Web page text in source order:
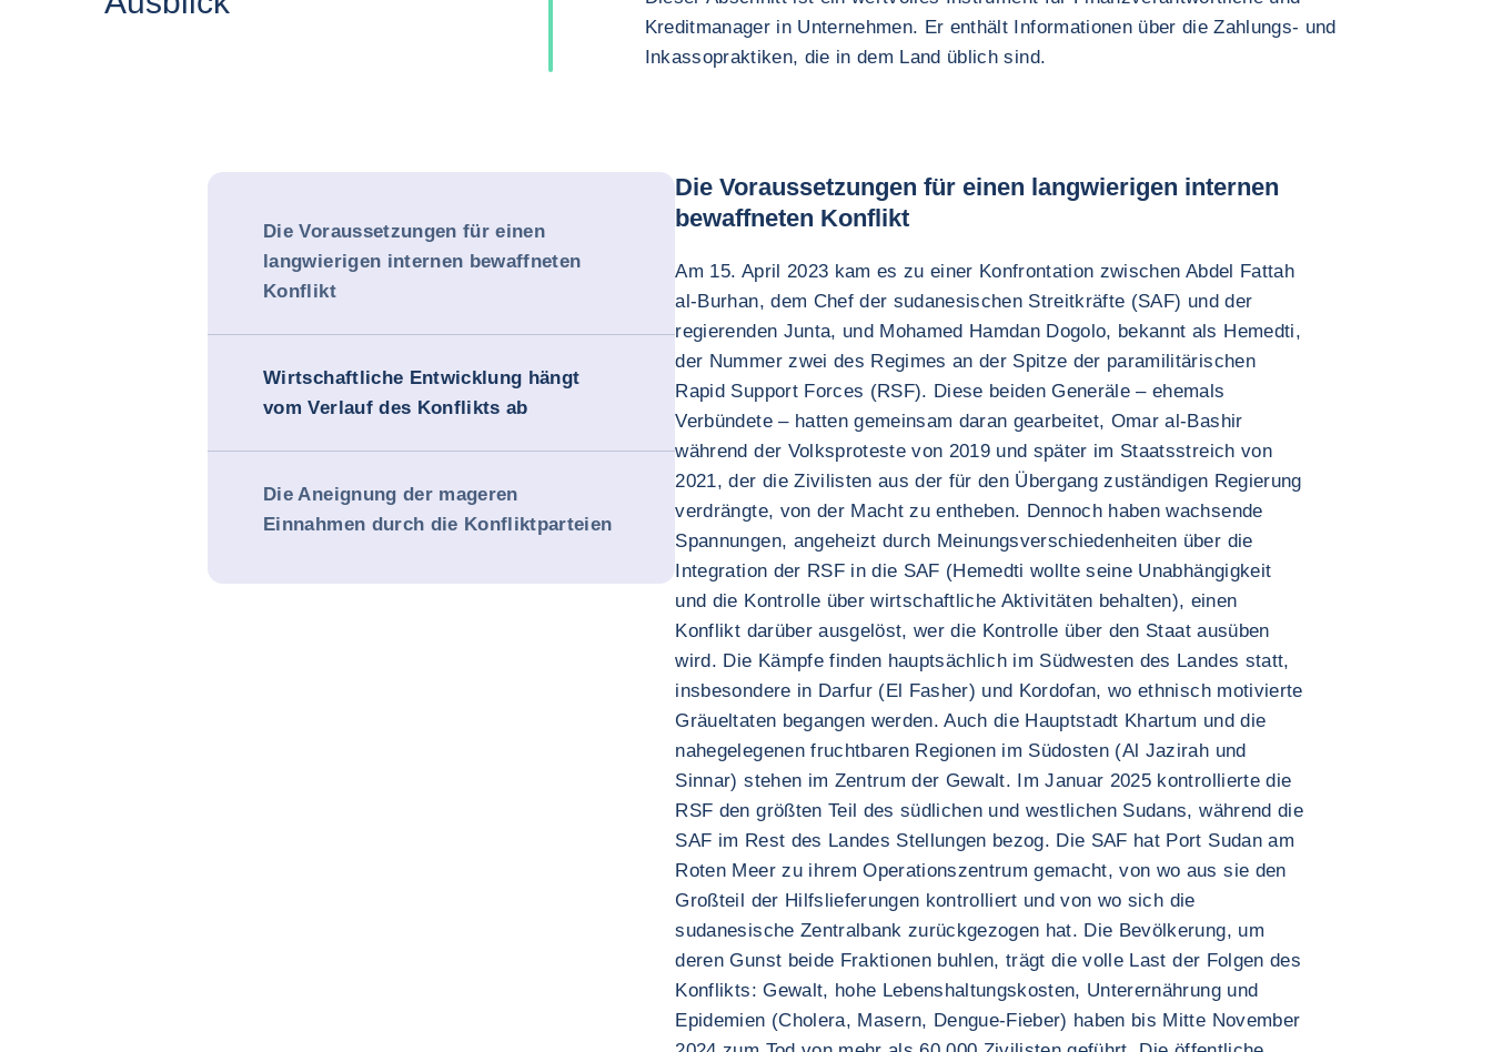
Kreditmanager in Unternehmen. Er enthält Informationen über die Zahlungs- und
Inkassopraktiken, die in dem Land üblich sind.
Die Voraussetzungen für einen
langwierigen internen bewaffneten
Konflikt
Wirtschaftliche Entwicklung hängt
vom Verlauf des Konflikts ab
Die Aneignung der mageren
Einnahmen durch die Konfliktparteien
Die Voraussetzungen für einen langwierigen internen
bewaffneten Konflikt
Am 15. April 2023 kam es zu einer Konfrontation zwischen Abdel Fattah
al-Burhan, dem Chef der sudanesischen Streitkräfte (SAF) und der
regierenden Junta, und Mohamed Hamdan Dogolo, bekannt als Hemedti,
der Nummer zwei des Regimes an der Spitze der paramilitärischen
Rapid Support Forces (RSF). Diese beiden Generäle – ehemals
Verbündete – hatten gemeinsam daran gearbeitet, Omar al-Bashir
während der Volksproteste von 2019 und später im Staatsstreich von
2021, der die Zivilisten aus der für den Übergang zuständigen Regierung
verdrängte, von der Macht zu entheben. Dennoch haben wachsende
Spannungen, angeheizt durch Meinungsverschiedenheiten über die
Integration der RSF in die SAF (Hemedti wollte seine Unabhängigkeit
und die Kontrolle über wirtschaftliche Aktivitäten behalten), einen
Konflikt darüber ausgelöst, wer die Kontrolle über den Staat ausüben
wird. Die Kämpfe finden hauptsächlich im Südwesten des Landes statt,
insbesondere in Darfur (El Fasher) und Kordofan, wo ethnisch motivierte
Gräueltaten begangen werden. Auch die Hauptstadt Khartum und die
nahegelegenen fruchtbaren Regionen im Südosten (Al Jazirah und
Sinnar) stehen im Zentrum der Gewalt. Im Januar 2025 kontrollierte die
RSF den größten Teil des südlichen und westlichen Sudans, während die
SAF im Rest des Landes Stellungen bezog. Die SAF hat Port Sudan am
Roten Meer zu ihrem Operationszentrum gemacht, von wo aus sie den
Großteil der Hilfslieferungen kontrolliert und von wo sich die
sudanesische Zentralbank zurückgezogen hat. Die Bevölkerung, um
deren Gunst beide Fraktionen buhlen, trägt die volle Last der Folgen des
Konflikts: Gewalt, hohe Lebenshaltungskosten, Unterernährung und
Epidemien (Cholera, Masern, Dengue-Fieber) haben bis Mitte November